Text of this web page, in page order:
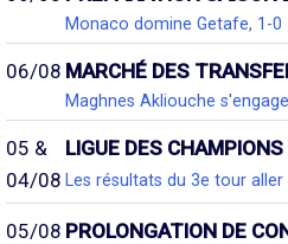
Monaco domine Getafe, 1-0
06/08 MARCHÉ DES
Maghnes Akliouche
05 &
04/08
LIGUE DES CHAMPIONS
Les résultats du 3e tour aller
05/08 PROLONGATION DE